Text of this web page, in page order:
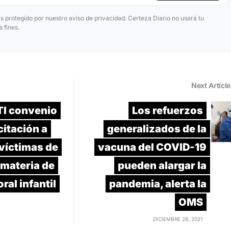
protegido por nuestro aviso de privacidad. Certeza Diario no usará tu
fines.
convenio
a
de
de
infantil
Next Article
Los refuerzos
generalizados de la
vacuna del COVID-19
pueden alargar la
pandemia, alerta la
OMS
DICIEMBRE 28, 2021